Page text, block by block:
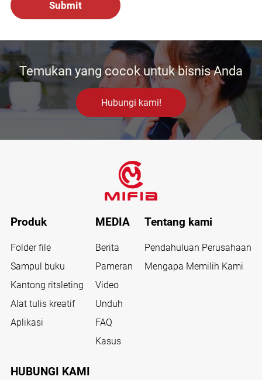
Temukan yang cocok untuk bisnis Anda
Hubungi kami!
Produk
Folder file
Sampul buku
Kantong ritsleting
Alat tulis kreatif
Aplikasi
MEDIA
Berita
Pameran
Video
Unduh
FAQ
Kasus
Tentang kami
Pendahuluan Perusahaan
Mengapa Memilih Kami
HUBUNGI KAMI